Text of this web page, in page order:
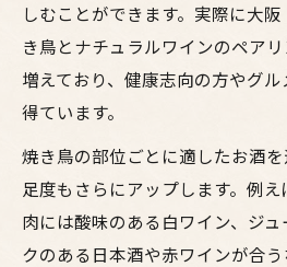
しむことができます。実際に大
き鳥とナチュラルワインのペア
増えており、健康志向の方やグ
得ています。
焼き鳥の部位ごとに適したお酒
足度もさらにアップします。例
肉には酸味のある白ワイン、ジ
クのある日本酒や赤ワインが合